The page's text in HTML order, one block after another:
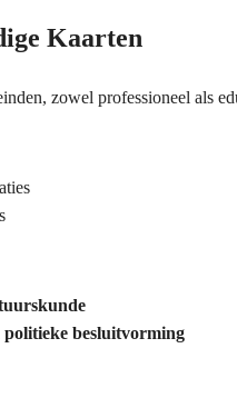
Kaarten
zowel professioneel als
politieke besluitvorming